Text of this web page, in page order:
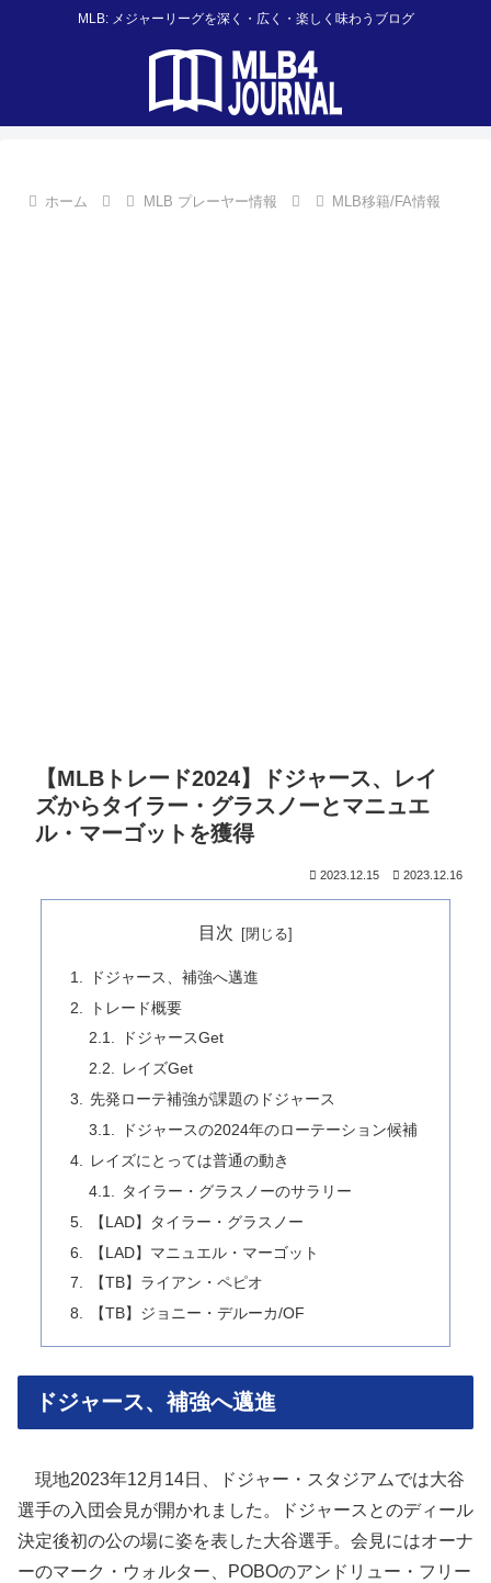
MLB: メジャーリーグを深く・広く・楽しく味わうブログ
ホーム MLB プレーヤー情報 MLB移籍/FA情報
【MLBトレード2024】ドジャース、レイ
ズからタイラー・グラスノーとマニュエ
ル・マーゴットを獲得
2023.12.15 2023.12.16
目次
ドジャース、補強へ邁進
トレード概要
ドジャースGet
レイズGet
先発ローテ補強が課題のドジャース
ドジャースの2024年のローテーション候補
レイズにとっては普通の動き
タイラー・グラスノーのサラリー
【LAD】タイラー・グラスノー
【LAD】マニュエル・マーゴット
【TB】ライアン・ペピオ
【TB】ジョニー・デルーカ/OF
ドジャース、補強へ邁進
現地2023年12月14日、ドジャー・スタジアムでは大谷
選手の入団会見が開かれました。ドジャースとのディール
決定後初の公の場に姿を表した大谷選手。会見にはオーナ
ーのマーク・ウォルター、POBOのアンドリュー・フリー